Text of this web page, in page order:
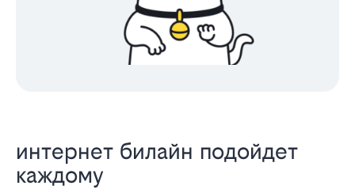
интернет билайн подойдет
каждому